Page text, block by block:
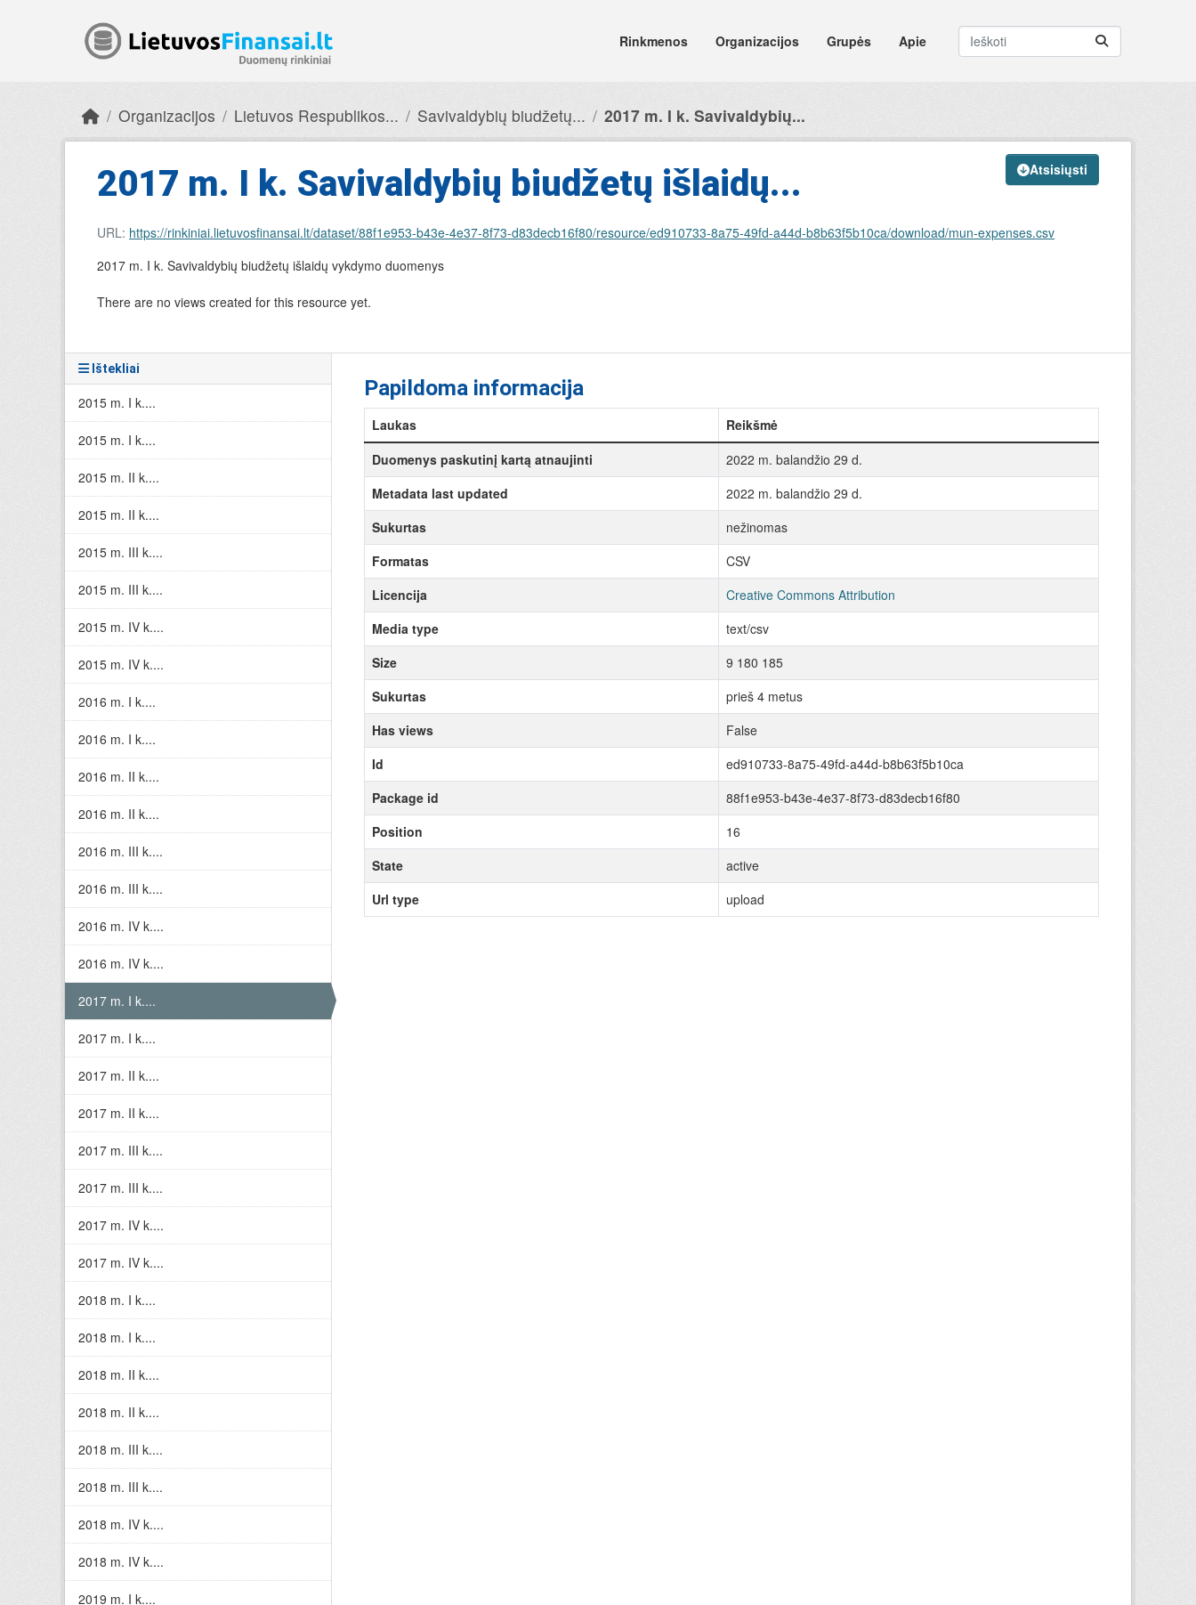
Rinkmenos
Organizacijos Grupės Apie
Organizacijos Lietuvos Respublikos... Savivaldybių biudžetų... 2017 m. I k. Savivaldybių...
Atsisiųsti
2017 m. I k. Savivaldybių biudžetų išlaidų...
URL: https://rinkiniai.lietuvosfinansai.lt/dataset/88f1e953-b43e-4e37-8f73-d83decb16f80/resource/ed910733-8a75-49fd-a44d-b8b63f5b10ca/download/mun-expenses.csv
2017 m. I k. Savivaldybių biudžetų išlaidų vykdymo duomenys
There are no views created for this resource yet.
Ištekliai
2015 m. I k....
2015 m. I k....
2015 m. II k....
2015 m. II k....
2015 m. III k....
2015 m. III k....
2015 m. IV k....
2015 m. IV k....
2016 m. I k....
2016 m. I k....
2016 m. II k....
2016 m. II k....
2016 m. III k....
2016 m. III k....
2016 m. IV k....
2016 m. IV k....
2017 m. I k....
2017 m. I k....
2017 m. II k....
2017 m. II k....
2017 m. III k....
2017 m. III k....
2017 m. IV k....
2017 m. IV k....
2018 m. I k....
2018 m. I k....
2018 m. II k....
2018 m. II k....
2018 m. III k....
2018 m. III k....
2018 m. IV k....
2018 m. IV k....
2019 m. I k....
Papildoma informacija
Laukas
Reikšmė
Duomenys paskutinį kartą atnaujinti
2022 m. balandžio 29 d.
Metadata last updated
2022 m. balandžio 29 d.
Sukurtas
nežinomas
Formatas
CSV
Licencija
Creative Commons Attribution
Media type
text/csv
Size
9 180 185
Sukurtas
prieš 4 metus
Has views
False
Id
ed910733-8a75-49fd-a44d-b8b63f5b10ca
Package id
88f1e953-b43e-4e37-8f73-d83decb16f80
Position
16
State
active
Url type
upload